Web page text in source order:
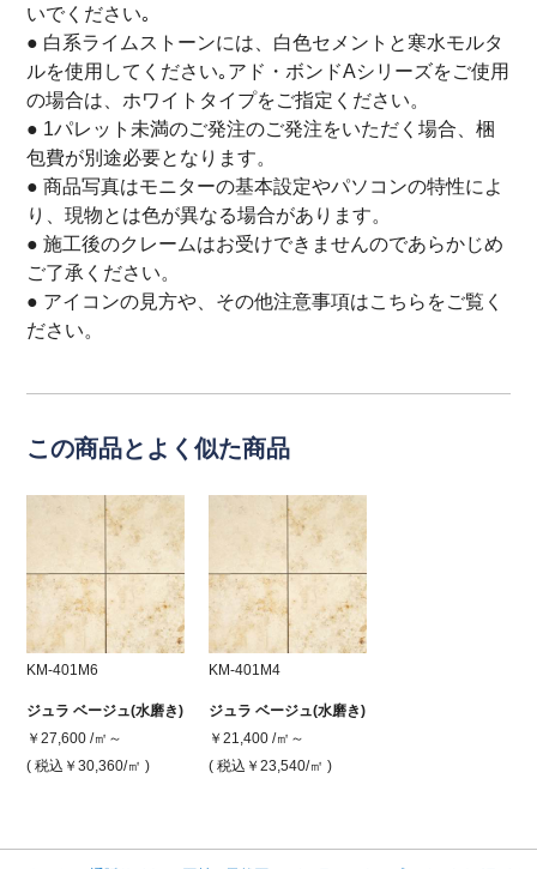
いでください｡
● 白系ライムストーンには、白色セメントと寒水モルタ
ルを使用してください｡アド・ボンドAシリーズをご使用
の場合は、ホワイトタイプをご指定ください。
● 1パレット未満のご発注のご発注をいただく場合、梱
包費が別途必要となります。
● 商品写真はモニターの基本設定やパソコンの特性によ
り、現物とは色が異なる場合があります。
● 施工後のクレームはお受けできませんのであらかじめ
ご了承ください。
● アイコンの見方や、その他注意事項はこちら をご覧く
ださい。
この商品とよく似た商品
KM-401M6
ジュラ ベージュ(水磨き)
￥27,600 /㎡～
( 税込￥30,360/㎡ )
KM-401M4
ジュラ ベージュ(水磨き)
￥21,400 /㎡～
( 税込￥23,540/㎡ )